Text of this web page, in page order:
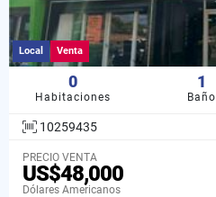
Local Venta
0
Habitaciones
1
Baño
10259435
PRECIO VENTA
US$48,000
Dólares Americanos